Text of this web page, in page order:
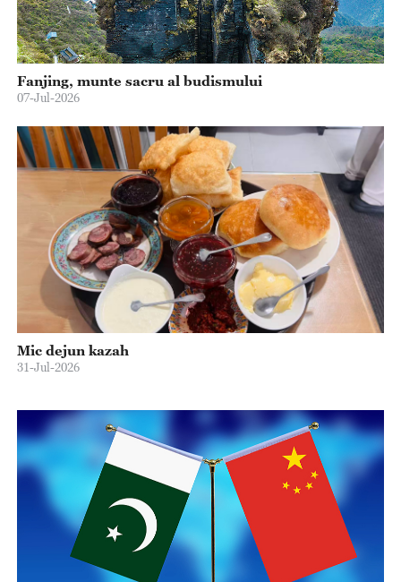
Fanjing, munte sacru al budismului
07-Jul-2026
Mic dejun kazah
31-Jul-2026